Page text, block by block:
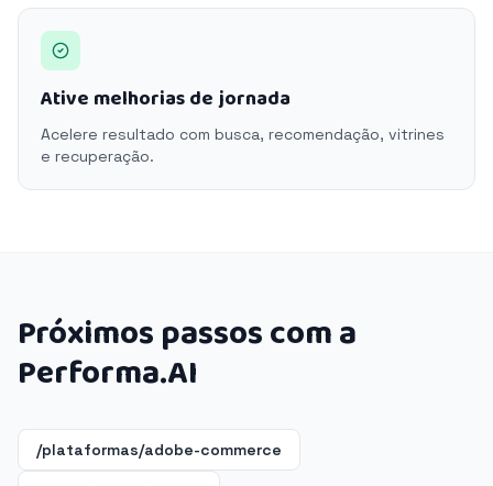
Ative melhorias de jornada
Acelere resultado com busca, recomendação, vitrines
e recuperação.
Próximos passos com a
Performa.AI
/plataformas/adobe-commerce